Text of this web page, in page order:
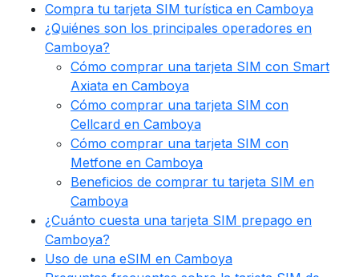
Compra tu tarjeta SIM turística en Camboya
¿Quiénes son los principales operadores en
Camboya?
Cómo comprar una tarjeta SIM con Smart
Axiata en Camboya
Cómo comprar una tarjeta SIM con
Cellcard en Camboya
Cómo comprar una tarjeta SIM con
Metfone en Camboya
Beneficios de comprar tu tarjeta SIM en
Camboya
¿Cuánto cuesta una tarjeta SIM prepago en
Camboya?
Uso de una eSIM en Camboya